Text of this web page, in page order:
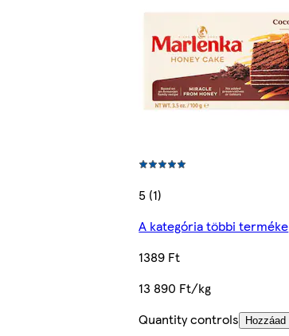
5 (1)
A kategória többi terméke
1389 Ft
13 890 Ft/kg
Quantity controls Hozzáad